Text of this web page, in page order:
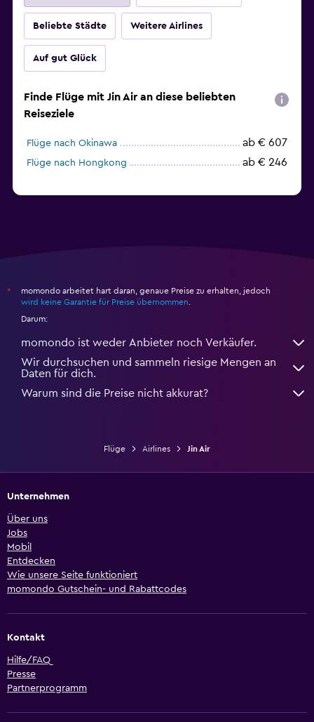
Beliebte Städte Weitere Airlines
Auf gut Glück
Finde Flüge mit Jin Air an diese beliebten
Reiseziele
Flüge nach Okinawa ab € 607
Flüge nach Hongkong ab € 246
*
momondo arbeitet hart daran, genaue Preise zu erhalten, jedoch
wird keine Garantie für Preise übernommen
Darum:
momondo ist weder Anbieter noch Verkäufer.
Wir durchsuchen und sammeln riesige Mengen an
Daten für dich.
Warum sind die Preise nicht akkurat?
Flüge Airlines Jin Air
Unternehmen
Über uns
Jobs
Mobil
Entdecken
Wie unsere Seite funktioniert
momondo Gutschein- und Rabattcodes
Kontakt
Hilfe/FAQ
Presse
Partnerprogramm